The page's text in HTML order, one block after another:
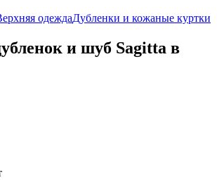
одеждаДубленки и кожаные куртки
и шуб Sagitta в